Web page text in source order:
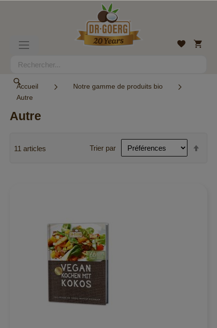
navigation
Rechercher
Liste
Mon
panier
Accueil
Notre gamme de produits bio
Autre
Autre
11 articles Trier par